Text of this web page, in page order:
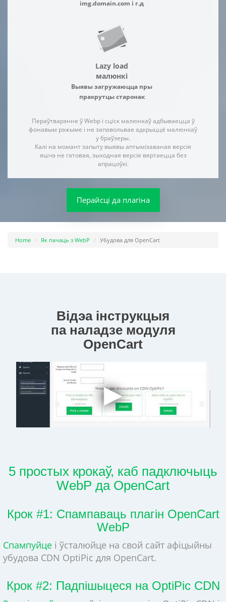
img.domain.com і г.д
Lazy load
малюнкі
Выявы загружаюцца пры
пракрутцы старонак
Пераўтварэнне ў Webp і сціск малюнкаў адбываецца ў
фонавым рэжыме і не запавольвае адкрыццё малюнкаў
у браўзеры.
Калі на момант запыту выявы аптымізаваная версія
яшчэ не гатовая, зыходная версія вяртаецца без
апрацоўкі.
Перайсці да плагіна
Home Як пачаць з WebP Убудова для OpenCart
Відэа інструкцыя
па наладзе модуля
OpenCart
5 простых крокаў, каб падключыць
WebP да OpenCart
Крок #1: Спампаваць плагін OpenCart
WebP
Спампуйцеі ўсталюйце на свой сайт афіцыйны
убудова CDN OptiPic для OpenCart.
Крок #2: Падпішыцеся на OptiPic CDN